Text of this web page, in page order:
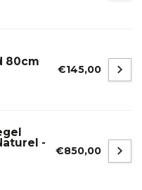
80cm
€145,00
-
€850,00